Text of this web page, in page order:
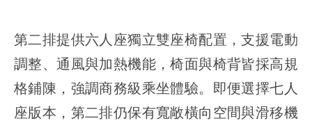
第二排提供六人座獨立雙座椅配置，支援電動
調整、通風與加熱機能，椅面與椅背皆採高規
格鋪陳，強調商務級乘坐體驗。即便選擇七人
座版本，第二排仍保有寬敞橫向空間與滑移機